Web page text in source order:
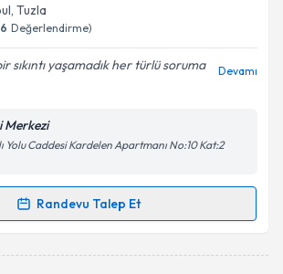
, Tuzla
Değerlendirme)
sıkıntı yaşamadık her türlü soruma
Devamı
Merkezi
Yolu Caddesi Kardelen Apartmanı No:10 Kat:2
Randevu Talep Et
Takvimi Talebi